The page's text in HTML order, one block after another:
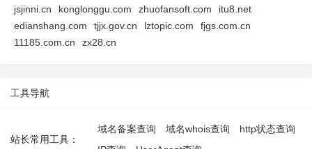
jsjinni.cn
konglonggu.com zhuofansoft.com
itu8.net
edianshang.com
tjjx.gov.cn lztopic.com
fjgs.com.cn
11185.com.cn
zx28.cn
工具导航
站长常用工具：
域名备案查询 域名whois查询
http状态查询